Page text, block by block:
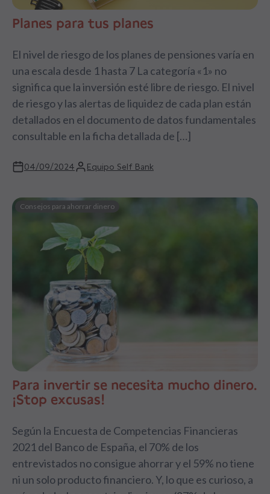
Planes para tus planes
El nivel de riesgo de los planes de pensiones varía en
una escala desde 1 hasta 7 La categoría «1» no
significa que la inversión esté libre de riesgo. El nivel
de riesgo y las alertas de liquidez de cada plan están
detallados en el documento de datos fundamentales
consultable en la ficha detallada de […]
04/09/2024 Equipo Self Bank
Consejos para ahorrar dinero
Para invertir se necesita mucho dinero.
¡Stop excusas!
Según la Encuesta de Competencias Financieras
2021 del Banco de España, el 70% de los
entrevistados no consigue ahorrar y el 59% no tiene
ni un solo producto financiero. Y, lo que es curioso, a